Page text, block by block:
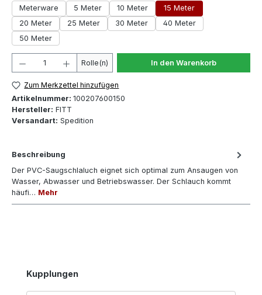
Meterware
5 Meter 10 Meter
15 Meter
20 Meter
25 Meter 30 Meter
40 Meter
50 Meter
Produkt Anzahl: Gib den gewünschten Wert ein
Rolle(n) In den Warenkorb
Zum Merkzettel hinzufügen
Artikelnummer: 100207600150
Hersteller: FITT
Versandart: Spedition
Beschreibung
Der PVC-Saugschlaluch eignet sich optimal zum Ansaugen von
Wasser, Abwasser und Betriebswasser. Der Schlauch kommt
häufi… Mehr
Produktgalerie überspringen
Kupplungen